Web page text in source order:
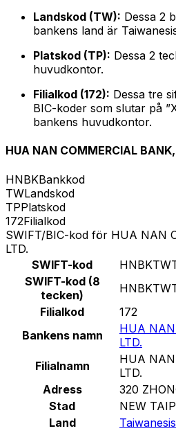
Landskod (TW): Dessa 2
bankens land är
Platskod (TP): Dessa 2
huvudkontor.
Filialkod (172): Dessa tre
BIC-koder som slutar på
bankens huvudkontor.
HUA NAN COMMERCIAL
HNBKBankkod
TWLandskod
TPPlatskod
172Filialkod
SWIFT/BIC-kod för HUA NAN
LTD.
SWIFT-kod
SWIFT-kod (8
tecken)
Filialkod
172
Bankens namn
HUA
LTD.
Filialnamn
HUA
LTD.
Adress
320
Stad
NEW
Land